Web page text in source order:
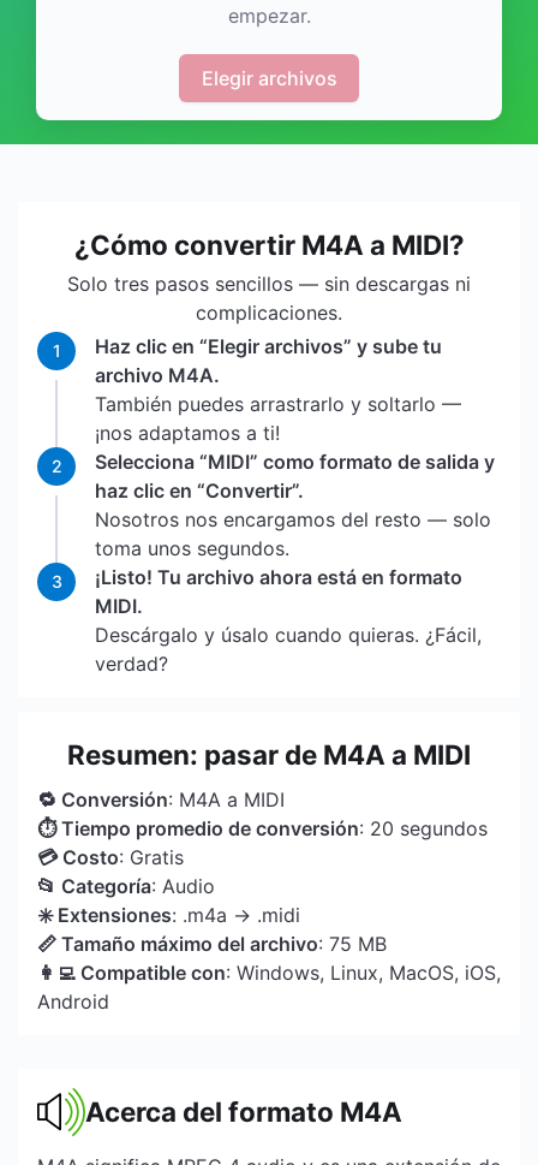
empezar.
Elegir archivos
¿Cómo convertir M4A a MIDI?
Solo tres pasos sencillos — sin descargas ni
complicaciones.
1
Haz clic en “Elegir archivos” y sube tu
archivo M4A.
También puedes arrastrarlo y soltarlo —
¡nos adaptamos a ti!
2
Selecciona “MIDI” como formato de salida y
haz clic en “Convertir”.
Nosotros nos encargamos del resto — solo
toma unos segundos.
3
¡Listo! Tu archivo ahora está en formato
MIDI.
Descárgalo y úsalo cuando quieras. ¿Fácil,
verdad?
Resumen: pasar de M4A a MIDI
🔁 Conversión: M4A a MIDI
⏱ Tiempo promedio de conversión: 20 segundos
💳 Costo: Gratis
📂 Categoría: Audio
✳️ Extensiones: .m4a → .midi
📏 Tamaño máximo del archivo: 75 MB
👩‍💻 Compatible con: Windows, Linux, MacOS, iOS,
Android
Acerca del formato M4A